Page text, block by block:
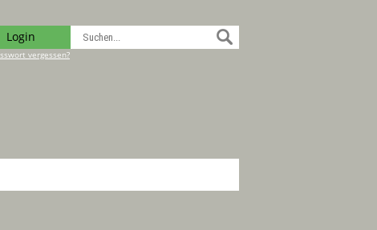
Login
vergessen?